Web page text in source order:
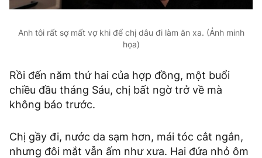
Anh tôi rất sợ mất vợ khi để chị dâu đi làm ăn xa. (Ảnh minh
họa)
Rồi đến năm thứ hai của hợp đồng, một buổi
chiều đầu tháng Sáu, chị bất ngờ trở về mà
không báo trước.
Chị gầy đi, nước da sạm hơn, mái tóc cắt ngắn,
nhưng đôi mắt vẫn ấm như xưa. Hai đứa nhỏ ôm